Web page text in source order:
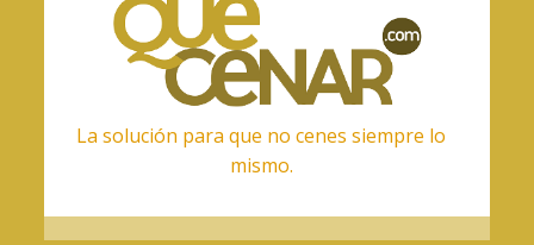
La solución para que no cenes siempre lo
mismo.